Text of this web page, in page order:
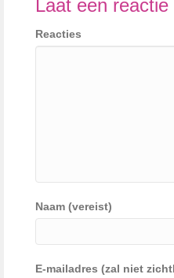
Laat een
Reacties
Naam (vereist)
E-mailadres (zal niet